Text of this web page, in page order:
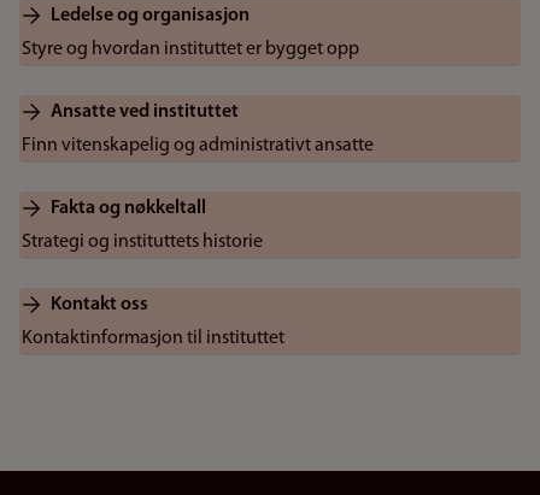
Ledelse og organisasjon
Styre og hvordan instituttet er bygget opp
Ansatte ved instituttet
Finn vitenskapelig og administrativt ansatte
Fakta og nøkkeltall
Strategi og instituttets historie
Kontakt oss
Kontaktinformasjon til instituttet